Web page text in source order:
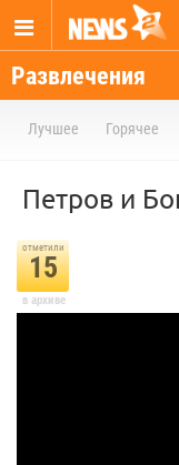
Развлечения
Лучшее Горячее
Петров и
отметили
15
в архиве